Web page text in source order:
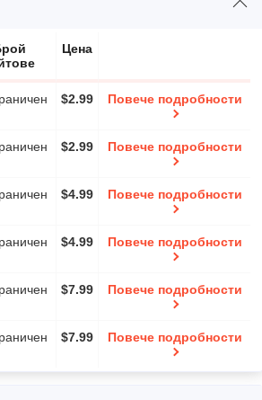
Цена
$2.99 Повече подробности
$2.99 Повече подробности
$4.99 Повече подробности
$4.99 Повече подробности
$7.99 Повече подробности
$7.99 Повече подробности